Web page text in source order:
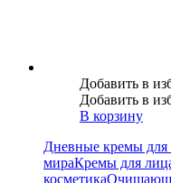
Добавить в
Добавить в
В корзину
Дневные кремы для
мираКремы для
косметика